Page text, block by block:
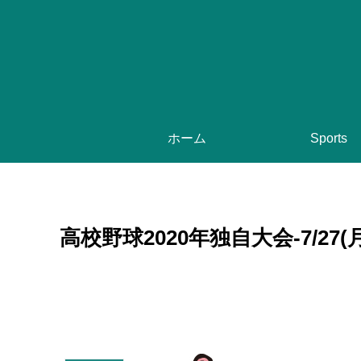
ホーム Sports
高校野球2020年独自大会-7/27(